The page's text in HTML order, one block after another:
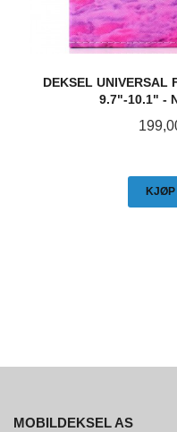
DEKSEL UNIVERSAL
9.7"-10.1" -
Pris
KJØP
MOBILDEKSEL AS